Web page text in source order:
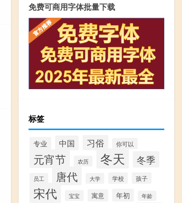
免费可商用字体批量下载
标签
专业 中国 习俗 你可以
元宵节 农历 冬天 冬季
员工 唐代 大学 学校 孩子
宋代 宝宝 寓意 年初 年龄